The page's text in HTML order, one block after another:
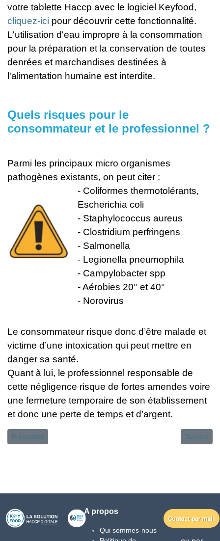
votre tablette Haccp avec le logiciel Keyfood,
cliquez-ici pour découvrir cette fonctionnalité.
L'utilisation d'eau impropre à la consommation
pour la préparation et la conservation de toutes
denrées et marchandises destinées à
l'alimentation humaine est interdite.
Quels risques pour le
consommateur et le professionnel ?
Parmi les principaux micro organismes
pathogènes existants, on peut citer :
- Coliformes thermotolérants,
Escherichia coli
- Staphylococcus aureus
- Clostridium perfringens
- Salmonella
- Legionella pneumophila
- Campylobacter spp
- Aérobies 20° et 40°
- Norovirus
Le consommateur risque donc d’être malade et
victime d’une intoxication qui peut mettre en
danger sa santé.
Quant à lui, le professionnel responsable de
cette négligence risque de fortes amendes voire
une fermeture temporaire de son établissement
et donc une perte de temps et d’argent.
Article précédent : ALIM'CONFIANCE
Précédent Article
Suivant
A propos
Qui sommes-nous